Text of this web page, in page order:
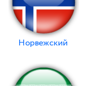
Норвежский